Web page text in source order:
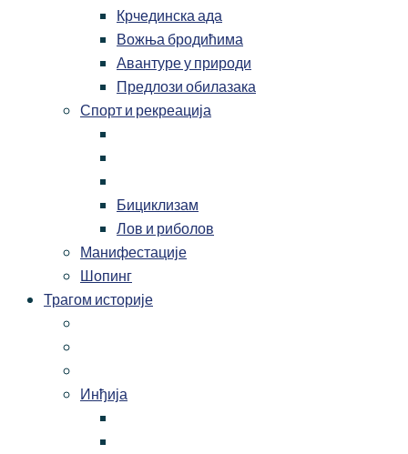
Крчединска ада
Вожња бродићима
Авантуре у природи
Предлози обилазака
Спорт и рекреација
Бициклизам
Лов и риболов
Манифестације
Шопинг
Трагом историје
Инђија